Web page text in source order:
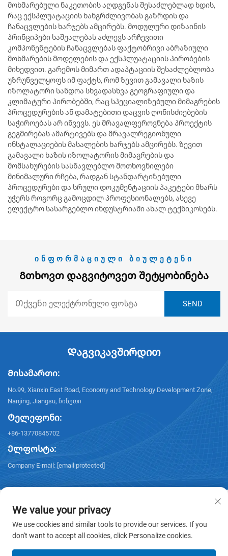
მოხმარებული ნაკეთობის აღდგენას შესაძლებლად ხდის,
რაც ექსპლუატაციის ხანგრძლივობას გაზრდის და
ჩანაცვლების ხარჯებს ამცირებს. მოდულური დიზაინის
პრინციპები საშუალებას აძლევს არჩევითი
კომპონენტების ჩანაცვლებას ფაქტობრივი აბრაზიული
მოხმარების მოდელების და ექსპლუატაციის პირობების
მიხედვით. გარემოს მიმართ ადაპტაციის შესაძლებლობა
უზრუნველყოფს იმ ფაქტს, რომ ზევით გამავალი ხაზის
იზოლატორი სანდოა სხვადასხვა გეოგრაფიული და
კლიმატური პირობებში, რაც სპეციალიზებული მიმაგრების
პროცედურების ან დამატებითი დაცვის ღონისძიებების
საჭიროებას არ იწვევს. ეს მრავალფეროვნება პროექტის
გეგმირებას ამარტივებს და მრავალრეგიონული
ინსტალაციების მასალების ხარჯებს ამცირებს. ზევით
გამავალი ხაზის იზოლატორის მიმაგრების და
მომსახურების სასწავლებლო მოთხოვნილები
მინიმალური რჩება, რადგან სტანდარტიზებული
პროცედურები და სრული დოკუმენტაციის პაკეტები მხარს
უჭერს როგორც გამოცდილ პროფესიონალებს, ასევე
ელექტრო სასარგებლო ინდუსტრიაში ახალ ტექნიკოსებს.
ᲘᲜᲤᲝᲠᲛᲐᲪᲘᲣᲚᲘ ᲑᲘᲣᲚᲔᲢᲔᲜᲘ
Გთხოვთ Დაგვიტოვეთ Შეტყობინება
Დაგვიკავშირდით
Მისამართი:
No.99, Xianxin East Road, Economy and Technology Development Zone,
Nanjing, Jiangsu, ჩინეთი
Ტელეფონი:
+86-13770845702
Ელფოსტა:
Company E-mail: [email protected]
Საკუთრების მფლობელობა © 2026 ნანჯინის ელექტრო
პოლიტიკა
We value your privacy
We use cookies and similar tools to provide our services. If you
don't want to accept all cookies, click Personalize cookies.